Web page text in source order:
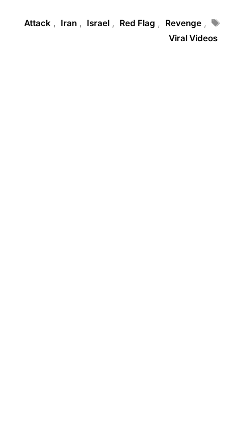
Tags
Attack , Iran , Israel , Red Flag , Revenge ,
Viral Videos